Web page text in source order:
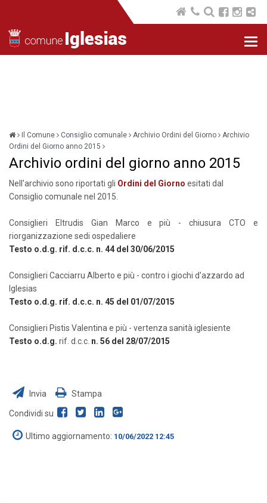
Il Comune Consiglio comunale Archivio Ordini del Giorno
Archivio
Ordini del Giorno anno 2015
Archivio ordini del giorno anno 2015
Nell'archivio sono riportati gli Ordini del Giorno esitati dal
Consiglio comunale nel 2015.
Consiglieri Eltrudis Gian Marco e più - chiusura CTO e
riorganizzazione sedi ospedaliere
Testo o.d.g. rif. d.c.c. n. 44 del 30/06/2015
Consiglieri Cacciarru Alberto e più - contro i giochi d'azzardo ad
Iglesias
Testo o.d.g. rif. d.c.c. n. 45 del 01/07/2015
Consiglieri Pistis Valentina e più - vertenza sanità iglesiente
Testo o.d.g. rif. d.c.c. n. 56 del 28/07/2015
Invia Stampa
Condividi su
Ultimo aggiornamento: 10/06/2022 12:45